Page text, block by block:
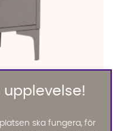
Lägg
upplevelse!
ska fungera, för